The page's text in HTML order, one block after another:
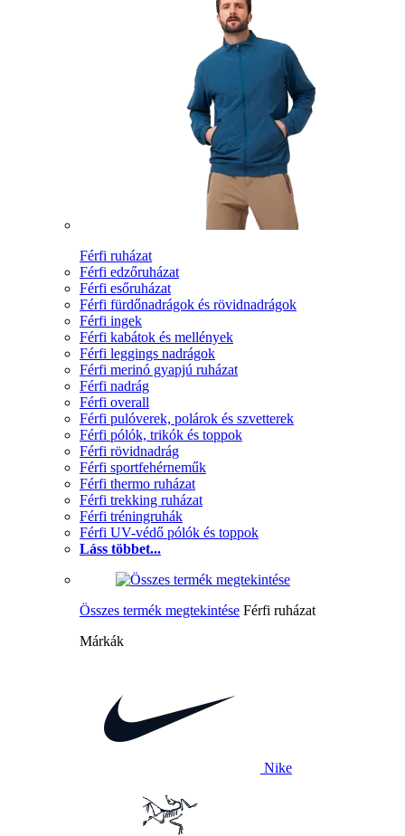
Férfi ruházat
Férfi edzőruházat
Férfi esőruházat
Férfi fürdőnadrágok és rövidnadrágok
Férfi ingek
Férfi kabátok és mellények
Férfi leggings nadrágok
Férfi merinó gyapjú ruházat
Férfi nadrág
Férfi overall
Férfi pulóverek, polárok és szvetterek
Férfi pólók, trikók és toppok
Férfi rövidnadrág
Férfi sportfehérneműk
Férfi thermo ruházat
Férfi trekking ruházat
Férfi tréningruhák
Férfi UV-védő pólók és toppok
Láss többet...
Összes termék megtekintése Férfi ruházat
Márkák
Nike